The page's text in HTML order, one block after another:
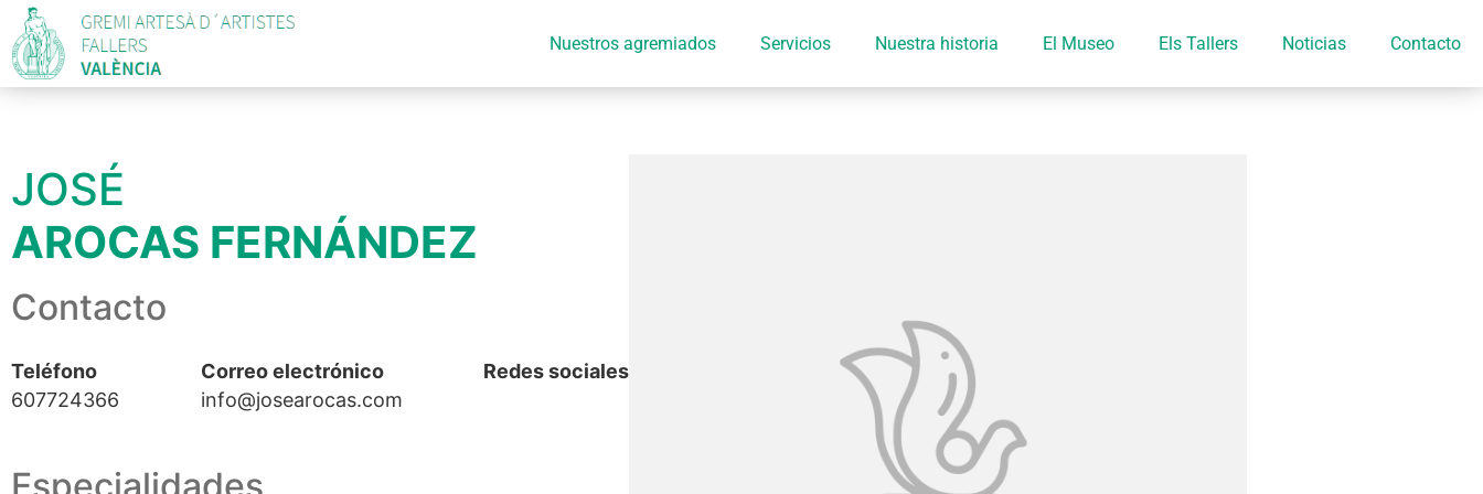
Nuestros agremiados Servicios Nuestra historia El Museo Els Tallers Noticias Contacto
JOSÉ
AROCAS FERNÁNDEZ
Contacto
Teléfono
607724366
Correo electrónico
info@josearocas.com
Redes sociales